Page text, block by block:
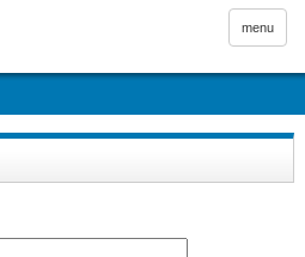
menu